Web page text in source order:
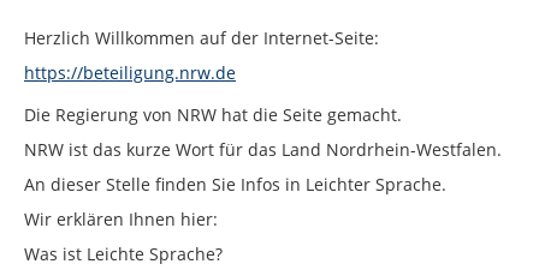
Herzlich Willkommen auf der Internet-Seite:
https://beteiligung.nrw.de
Die Regierung von NRW hat die Seite gemacht.
NRW ist das kurze Wort für das Land Nordrhein-Westfalen.
An dieser Stelle finden Sie Infos in Leichter Sprache.
Wir erklären Ihnen hier:
Was ist Leichte Sprache?